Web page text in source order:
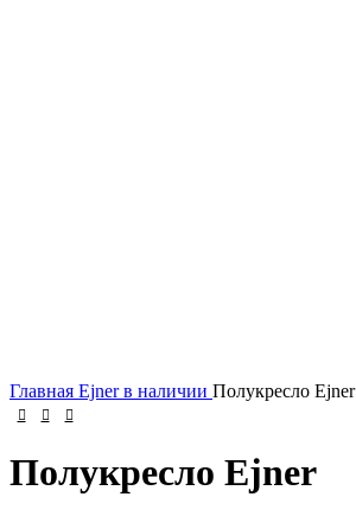
Главная Ejnerв наличии Полукресло Ejner
Полукресло Ejner